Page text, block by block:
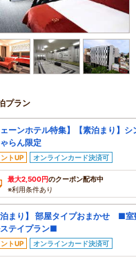
プラン
ェーンホテル特集】【素泊まり】
らん限定
トUP オンラインカード決済可
最大2,500円のクーポン配布中
※利用条件あり
泊まり】 部屋タイプおまかせ ■
テイプラン■
トUP オンラインカード決済可